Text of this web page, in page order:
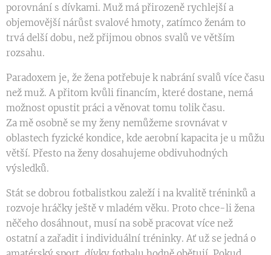
porovnání s dívkami. Muž má přirozeně rychlejší a
objemovější nárůst svalové hmoty, zatímco ženám to
trvá delší dobu, než přijmou obnos svalů ve větším
rozsahu.
Paradoxem je, že žena potřebuje k nabrání svalů více času
než muž. A přitom kvůli financím, které dostane, nemá
možnost opustit práci a věnovat tomu tolik času.
Za mě osobně se my ženy nemůžeme srovnávat v
oblastech fyzické kondice, kde aerobní kapacita je u můžu
větší. Přesto na ženy dosahujeme obdivuhodných
výsledků.
Stát se dobrou fotbalistkou zaleží i na kvalitě tréninků a
rozvoje hráčky ještě v mladém věku. Proto chce-li žena
něčeho dosáhnout, musí na sobě pracovat více než
ostatní a zařadit i individuální tréninky. Ať už se jedná o